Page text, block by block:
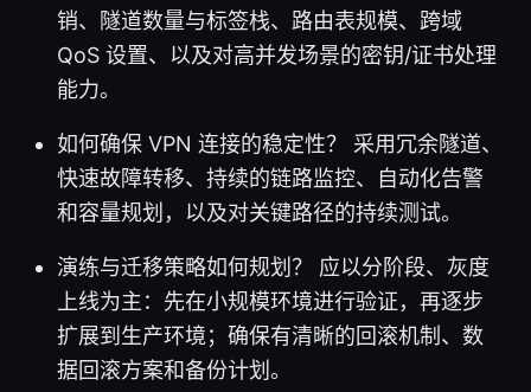
销、隧道数量与标签栈、路由表规模、跨域
QoS 设置、以及对高并发场景的密钥/证书处理
能力。
如何确保 VPN 连接的稳定性？ 采用冗余隧道、
快速故障转移、持续的链路监控、自动化告警
和容量规划，以及对关键路径的持续测试。
演练与迁移策略如何规划？ 应以分阶段、灰度
上线为主：先在小规模环境进行验证，再逐步
扩展到生产环境；确保有清晰的回滚机制、数
据回滚方案和备份计划。